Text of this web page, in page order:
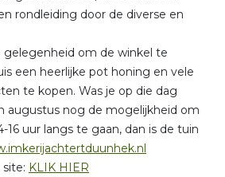
rondleiding door de diverse en
gelegenheid om de winkel te
een heerlijke pot honing en vele
te kopen. Was je op die dag
augustus nog de mogelijkheid om
16 uur langs te gaan, dan is de tuin
KLIK HIER